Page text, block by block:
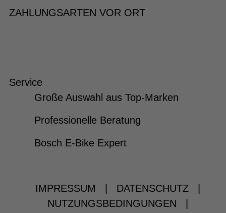
ZAHLUNGSARTEN VOR ORT
Service
Große Auswahl aus Top-Marken
Professionelle Beratung
Bosch E-Bike Expert
IMPRESSUM DATENSCHUTZ
NUTZUNGSBEDINGUNGEN